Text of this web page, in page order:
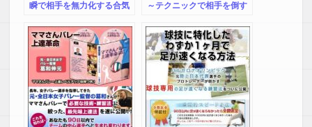
瞬で相手を無力化する合気
～テクニックで相手を倒す
洋太平洋スーパーフェザー
級王座 三谷大和 監修】
DVD2枚組